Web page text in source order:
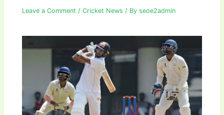
Leave a Comment /Cricket News / Byseoe2admin